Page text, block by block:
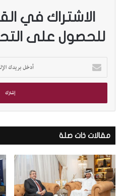
الاشتراك في
للحصول على
خ
ب
ي
د
ك
ا
ل
إ
ل
مقالات ذات صلة